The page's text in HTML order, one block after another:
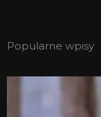
Popularne wpisy